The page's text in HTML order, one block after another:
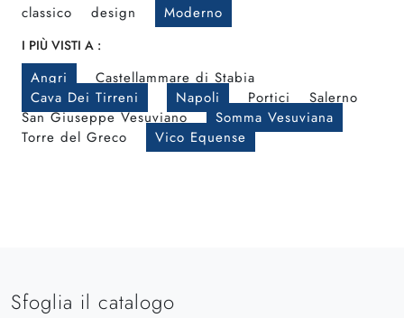
classico design Moderno
I PIÙ VISTI A :
Angri
Castellammare di Stabia
Cava Dei Tirreni
Napoli Portici
Salerno
San Giuseppe Vesuviano
Somma Vesuviana
Torre del Greco
Vico Equense
Sfoglia il catalogo